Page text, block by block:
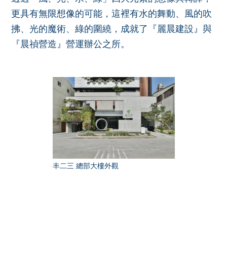
更具有無限想像的可能，這裡有水的舞動、風的吹
拂、光的魔術、綠的圍繞，成就了『麗晨建設』與
『晨禎營造』營運辦公之所。
丰二三 總部大樓外觀